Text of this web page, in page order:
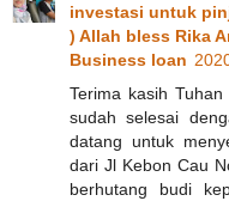
investasi untuk
) Allah bless Rika
Business loan
Terima kasih
sudah selesai
datang untuk
dari Jl Kebon Cau
berhutang budi